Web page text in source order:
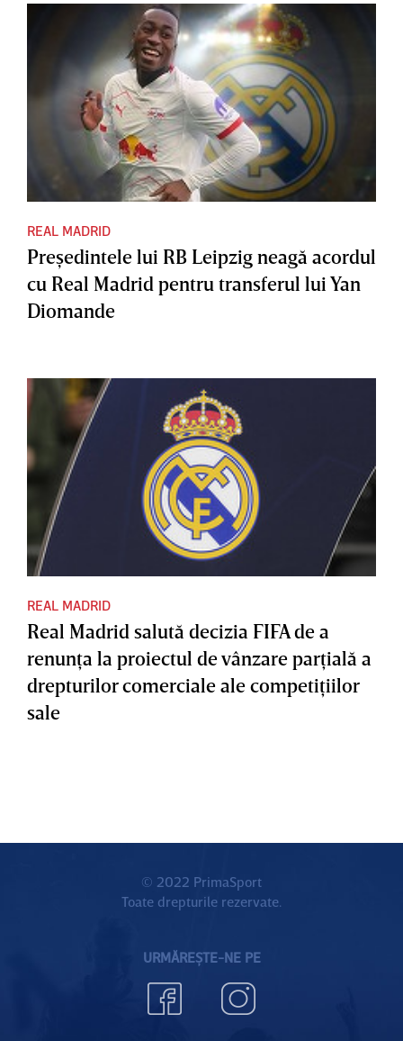
REAL MADRID
Preşedintele lui RB Leipzig neagă acordul
cu Real Madrid pentru transferul lui Yan
Diomande
REAL MADRID
Real Madrid salută decizia FIFA de a
renunţa la proiectul de vânzare parţială a
drepturilor comerciale ale competiţiilor
sale
© 2022 PrimaSport
Toate drepturile rezervate.
URMĂREȘTE-NE PE